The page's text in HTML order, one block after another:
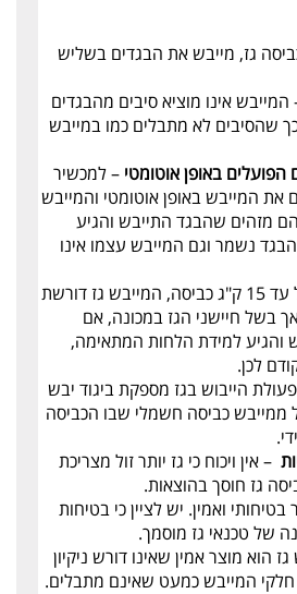
גז, מייבש את הבגדים בשליש
המייבש אינו מוציא סיבים מהבגדים
שהסיבים לא מתבלים כמו במייבש
באופן אוטומטי – למכשיר
המייבש באופן אוטומטי והמייבש
מזהים שהבגד התייבש והגיע
נשמר וגם המייבש עצמו אינו
– כביסה של עד 15 ק"ג כביסה, המייבש גז דורשת
בשל חיישני הגז במכונה, אם
והגיע למידת הלחות המתאימה,
לכן.
הייבוש בגז מספקת ביגוד יבש
ממייבש כביסה חשמלי שבו הכביסה
– אין ויכוח כי גז יותר זול מצריכת
גז חוסך בהוצאות.
ואמין. יש לציין כי בטיחות
של טכנאי גז מוסמך.
הוא מוצר אמין שאינו דורש ניקיון
– חלקי המייבש כמעט שאינם מתבלים.